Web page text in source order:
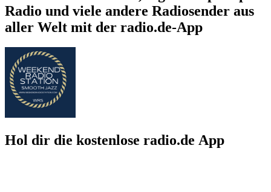
Radio und viele andere Radiosender aus
aller Welt mit der radio.de-App
Hol dir die kostenlose radio.de App